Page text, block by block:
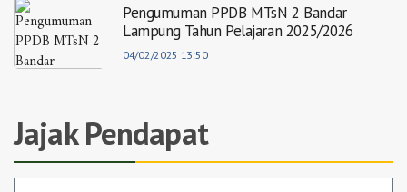
Pengumuman PPDB MTsN 2 Bandar
Lampung Tahun Pelajaran 2025/2026
04/02/2025 13:50
Jajak Pendapat